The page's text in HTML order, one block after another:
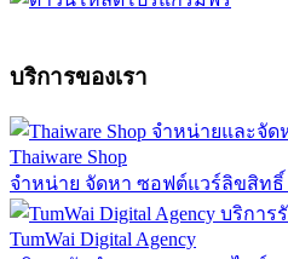
บริการของเรา
Thaiware Shop
จำหน่าย จัดหา ซอฟต์แวร์ลิขสิทธิ์
TumWai Digital Agency